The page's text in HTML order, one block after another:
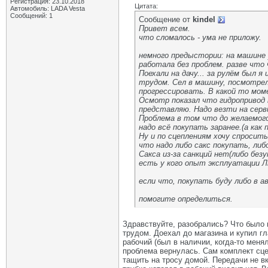
Автомобиль: LADA Vesta
Сообщений: 1
Цитата:
Сообщение от kindel
Привет всем.
что сломалось - ума не приложу.
немного предыстории: на машине
работала без проблем. разве что
Поехали на дачу... за рулём был я
трудом. Сел в машину,
прогрессировать. В какой то
Осмотр показал что
представляю. Надо везти на
Проблема в том что до
надо всё покупать заранее.(а
Ну и по сцеплениям хочу
что надо либо сакс покупать,
Сакса из-за санкций нет(либо
есть у кого опыт эксплуатации
если что, покупать буду либо в
помогите определиться.
Здравствуйте, разобрались? Что
трудом. Доехал до магазина и купил
рабочий (был в наличии, когда-то
проблема вернулась. Сам комплект
тащить на тросу домой. Передачи не